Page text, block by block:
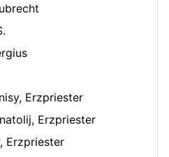
Erzpriester
Erzpriester
Erzpriester